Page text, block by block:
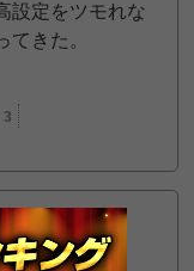
設定をツモれな
きた。
3